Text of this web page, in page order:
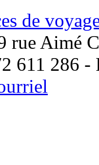
de
rue Aimé
611 286